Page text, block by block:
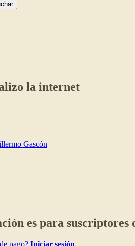
la internet
Gascón
es para suscriptores
pago? Iniciar sesión